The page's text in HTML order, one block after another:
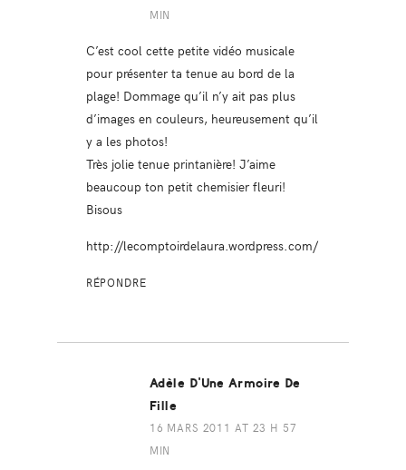
MIN
C’est cool cette petite vidéo musicale
pour présenter ta tenue au bord de la
plage! Dommage qu’il n’y ait pas plus
d’images en couleurs, heureusement qu’il
y a les photos!
Très jolie tenue printanière! J’aime
beaucoup ton petit chemisier fleuri!
Bisous
http://lecomptoirdelaura.wordpress.com/
RÉPONDRE
Adèle D'Une Armoire De
Fille
16 MARS 2011 AT 23 H 57
MIN